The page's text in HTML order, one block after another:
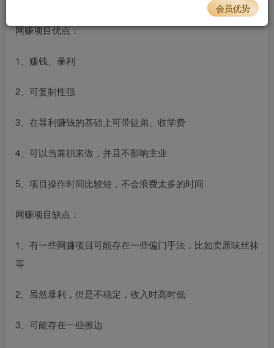
网赚项目优点：
1、赚钱、暴利
2、可复制性强
3、在暴利赚钱的基础上可带徒弟、收学费
4、可以当兼职来做，并且不影响主业
5、项目操作时间比较短，不会浪费太多的时间
网赚项目缺点：
1、有一些网赚项目可能存在一些偏门手法，比如卖原味丝袜
等
2、虽然暴利，但是不稳定，收入时高时低
3、可能存在一些擦边
会员优势